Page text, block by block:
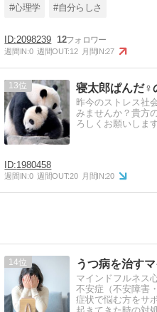
#心理学 #自分らしさ
2098239 12
週間IN:0 週間OUT:12 月間IN:27
13 寝太郎ぱんだ♀
昨今のストレス社
みませんか？貴方
ろしくお願いします
1980458
週間IN:0 週間OUT:20 月間IN:20
14
マインドフルネス
不安症（不安障害
症状で悩む方をサ